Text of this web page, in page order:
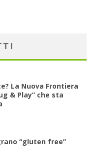
La Nuova Frontiera
& Play” che sta
“gluten free”